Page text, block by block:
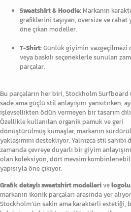
Sweatshirt & Hoodie:Markanın
grafiklerini taşıyan, oversize ve rahat
öne çıkan modeller.
T-Shirt:Günlük giyimin vazgeçilmezi
veya baskılı seçeneklerle sunulan
parçalar.
Bu parçaların her biri, Stockholm Surfboard
sade ama güçlü stil anlayışını yansıtırken,
işlevsellikten ödün vermeyen bir tasarım
Özellikle kullanılan organik pamuk ve geri
dönüştürülmüş kumaşlar, markanın
yaklaşımını destekliyor. Yalnızca stil sahibi
zamanda çevreye duyarlı bir giyim
olan koleksiyon, dört mevsim
yapısıyla öne çıkıyor.
Grafik detaylı sweatshirt modellerive
markanın ikonik parçaları arasında yer
Stockholm’ün sakin ama karakterli estetiği,